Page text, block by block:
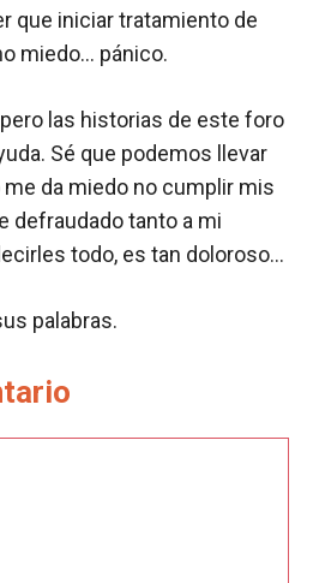
que iniciar tratamiento de
miedo… pánico.
las historias de este foro
Sé que podemos llevar
me da miedo no cumplir mis
defraudado tanto a mi
todo, es tan doloroso…
palabras.